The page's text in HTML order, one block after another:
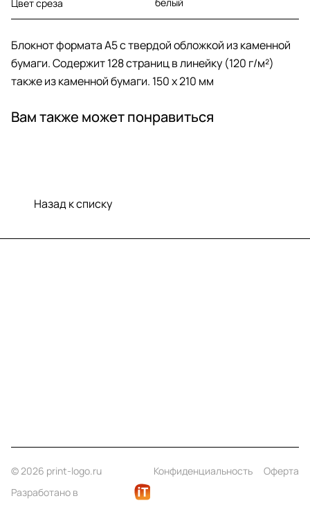
Цвет среза
Блокнот формата А5 с твердой обложкой из каменной
бумаги. Содержит 128 страниц в линейку (120 г/м²)
также из каменной бумаги. 150 x 210 мм
Вам также может понравиться
Назад к списку
© 2026 print-logo.ru Конфиденциальность
Оферта
Разработано в